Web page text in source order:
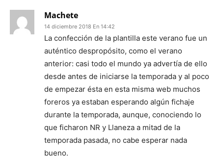
Machete
14 diciembre 2018 En 14:42
La confección de la plantilla este verano fue un
auténtico despropósito, como el verano
anterior: casi todo el mundo ya advertía de ello
desde antes de iniciarse la temporada y al poco
de empezar ésta en esta misma web muchos
foreros ya estaban esperando algún fichaje
durante la temporada, aunque, conociendo lo
que ficharon NR y Llaneza a mitad de la
temporada pasada, no cabe esperar nada
bueno.